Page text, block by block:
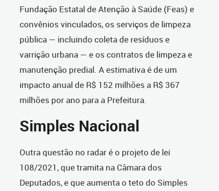
Fundação Estatal de Atenção à Saúde (Feas) e
convênios vinculados, os serviços de limpeza
pública — incluindo coleta de resíduos e
varrição urbana — e os contratos de limpeza e
manutenção predial. A estimativa é de um
impacto anual de R$ 152 milhões a R$ 367
milhões por ano para a Prefeitura.
Simples Nacional
Outra questão no radar é o projeto de lei
108/2021, que tramita na Câmara dos
Deputados, e que aumenta o teto do Simples